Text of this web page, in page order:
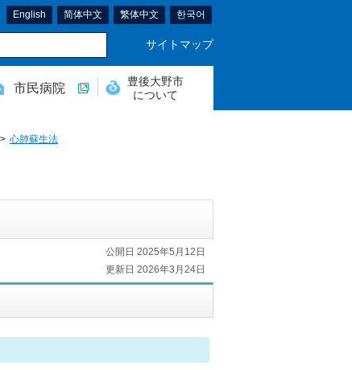
English 简体中文 繁体中文 한국어
サイトマップ
市民病院
豊後大野市
について
心肺蘇生法
公開日 2025年5月12日
更新日 2026年3月24日